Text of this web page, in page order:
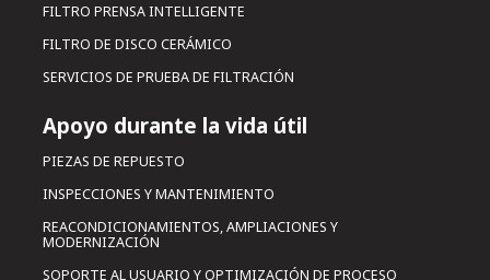
FILTRO PRENSA INTELLIGENTE
FILTRO DE DISCO CERÁMICO
SERVICIOS DE PRUEBA DE FILTRACIÓN
Apoyo durante la vida útil
PIEZAS DE REPUESTO
INSPECCIONES Y MANTENIMIENTO
REACONDICIONAMIENTOS, AMPLIACIONES Y
MODERNIZACIÓN
SOPORTE AL USUARIO Y OPTIMIZACIÓN DE PROCESO